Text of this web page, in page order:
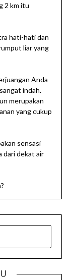
2 km itu
hati-hati dan
liar yang
Anda
indah.
merupakan
yang cukup
sensasi
dari dekat air